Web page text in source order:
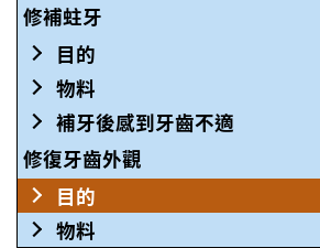
修補蛀牙
目的
物料
補牙後感到牙齒不適
修復牙齒外觀
目的
物料